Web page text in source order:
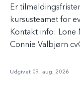
Er
kursusteamet for
Kontakt info: Lone
Connie Valbjørn
Udgivet 09. aug. 2026